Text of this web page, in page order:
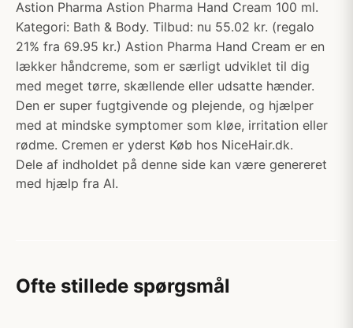
Astion Pharma Astion Pharma Hand Cream 100 ml.
Kategori: Bath & Body. Tilbud: nu 55.02 kr. (regalo
21% fra 69.95 kr.) Astion Pharma Hand Cream er en
lækker håndcreme, som er særligt udviklet til dig
med meget tørre, skællende eller udsatte hænder.
Den er super fugtgivende og plejende, og hjælper
med at mindske symptomer som kløe, irritation eller
rødme. Cremen er yderst Køb hos NiceHair.dk.
Dele af indholdet på denne side kan være genereret
med hjælp fra AI.
Ofte stillede spørgsmål